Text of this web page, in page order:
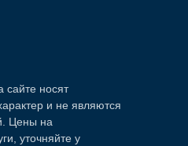
сайте носят
и не являются
Цены на
уточняйте у